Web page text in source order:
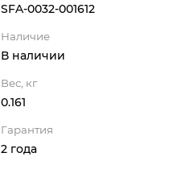
SFA-0032-001612
Наличие
В наличии
Вес, кг
0.161
Гарантия
2 года